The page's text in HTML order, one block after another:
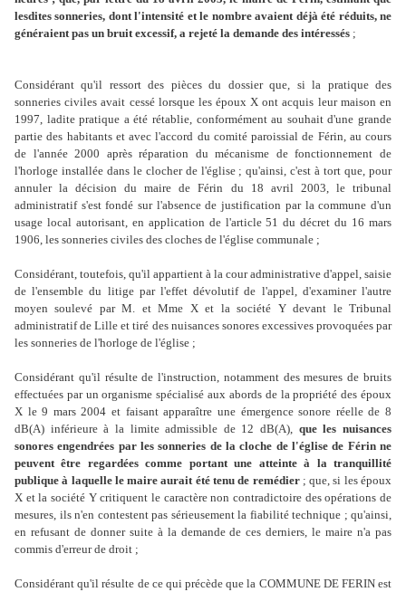
lesdites sonneries, dont l'intensité et le nombre avaient déjà été réduits, ne
généraient pas un bruit excessif, a rejeté la demande des intéressés ;
Considérant qu'il ressort des pièces du dossier que, si la pratique des
sonneries civiles avait cessé lorsque les époux X ont acquis leur maison en
1997, ladite pratique a été rétablie, conformément au souhait d'une grande
partie des habitants et avec l'accord du comité paroissial de Férin, au cours
de l'année 2000 après réparation du mécanisme de fonctionnement de
l'horloge installée dans le clocher de l'église ; qu'ainsi, c'est à tort que, pour
annuler la décision du maire de Férin du 18 avril 2003, le tribunal
administratif s'est fondé sur l'absence de justification par la commune d'un
usage local autorisant, en application de l'article 51 du décret du 16 mars
1906, les sonneries civiles des cloches de l'église communale ;
Considérant, toutefois, qu'il appartient à la cour administrative d'appel, saisie
de l'ensemble du litige par l'effet dévolutif de l'appel, d'examiner l'autre
moyen soulevé par M. et Mme X et la société Y devant le Tribunal
administratif de Lille et tiré des nuisances sonores excessives provoquées par
les sonneries de l'horloge de l'église ;
Considérant qu'il résulte de l'instruction, notamment des mesures de bruits
effectuées par un organisme spécialisé aux abords de la propriété des époux
X le 9 mars 2004 et faisant apparaître une émergence sonore réelle de 8
dB(A) inférieure à la limite admissible de 12 dB(A), que les nuisances
sonores engendrées par les sonneries de la cloche de l'église de Férin ne
peuvent être regardées comme portant une atteinte à la tranquillité
publique à laquelle le maire aurait été tenu de remédier ; que, si les époux
X et la société Y critiquent le caractère non contradictoire des opérations de
mesures, ils n'en contestent pas sérieusement la fiabilité technique ; qu'ainsi,
en refusant de donner suite à la demande de ces derniers, le maire n'a pas
commis d'erreur de droit ;
Considérant qu'il résulte de ce qui précède que la COMMUNE DE FERIN est